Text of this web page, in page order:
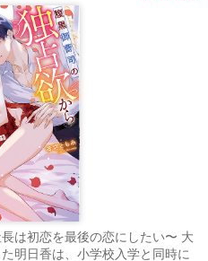
は初恋を最後の恋にしたい〜 大
明日香は、小学校入学と同時に